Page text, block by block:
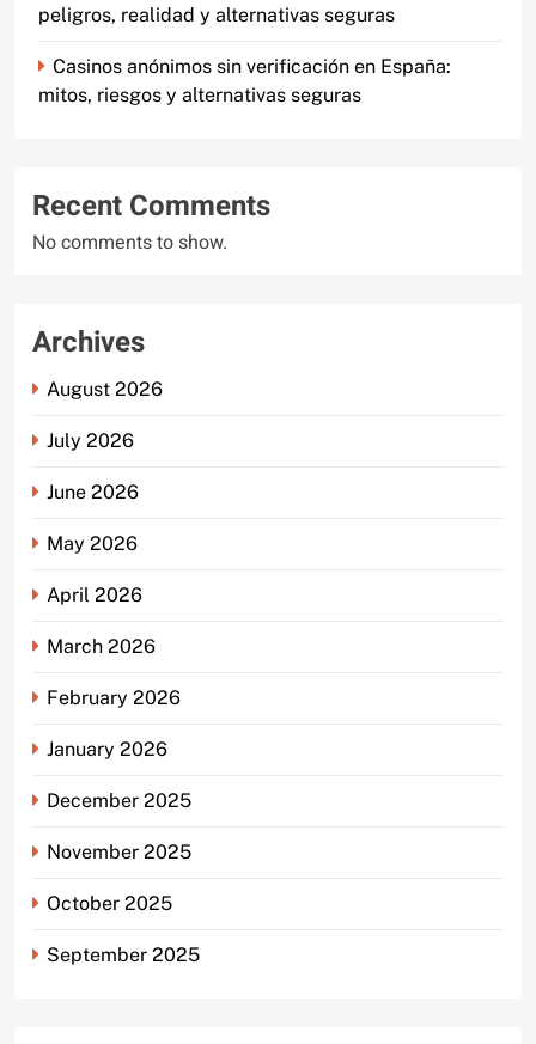
peligros, realidad y alternativas seguras
Casinos anónimos sin verificación en España:
mitos, riesgos y alternativas seguras
Recent Comments
No comments to show.
Archives
August 2026
July 2026
June 2026
May 2026
April 2026
March 2026
February 2026
January 2026
December 2025
November 2025
October 2025
September 2025